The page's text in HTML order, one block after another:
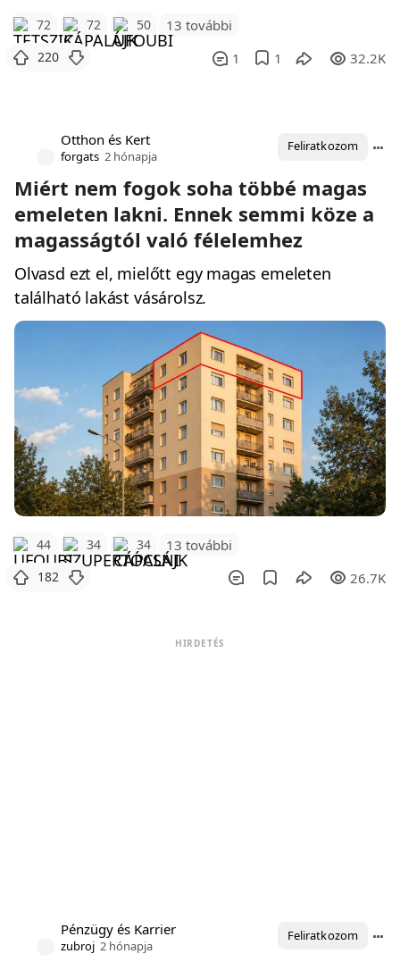
72 72 50 13 további
220 1 1 32.2K
Otthon és Kert
forgats 2 hónapja
Feliratkozom
Miért nem fogok soha többé magas
emeleten lakni. Ennek semmi köze a
magasságtól való félelemhez
Olvasd ezt el, mielőtt egy magas emeleten
található lakást vásárolsz.
44 34 34 13 további
182 26.7K
HIRDETÉS
Pénzügy és Karrier
zubroj 2 hónapja
Feliratkozom